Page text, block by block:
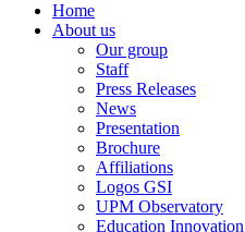
Home
About us
Our group
Staff
Press Releases
News
Presentation
Brochure
Affiliations
Logos GSI
UPM Observatory
Education Innovation